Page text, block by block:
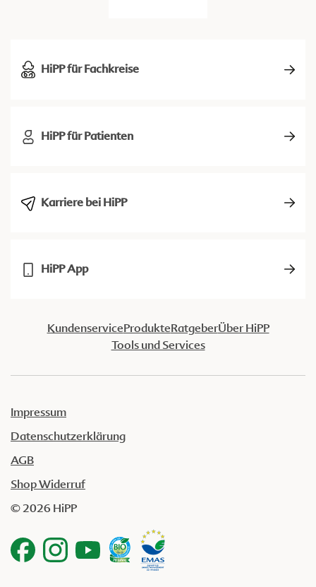
HiPP für Fachkreise
HiPP für Patienten
Karriere bei HiPP
HiPP App
KundenserviceProdukteRatgeberÜber HiPP
Tools und Services
Impressum
Datenschutzerklärung
AGB
Shop Widerruf
© 2026 HiPP